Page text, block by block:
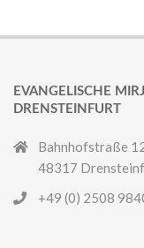
EVANGELISCHE
DRENSTEINFURT
Bahnhofstraße
48317
+49 (0) 2508